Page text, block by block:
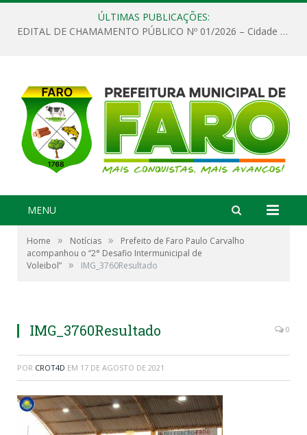
ÚLTIMAS PUBLICAÇÕES:
EDITAL DE CHAMAMENTO PÚBLICO Nº 01/2026 – Cidade de Faro
MENU
Home » Notícias »
Prefeito de Faro Paulo Carvalho
acompanhou o “2° Desafio Intermunicipal de
Voleibol” » IMG_3760Resultado
IMG_3760Resultado 0
POR CROT4D EM 17 DE AGOSTO DE 2021